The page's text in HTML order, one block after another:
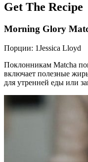
Get The Recipe
Morning Glory
Порции: 1Jessica Lloyd
Поклонникам Matcha
включает полезные
для утренней еды или